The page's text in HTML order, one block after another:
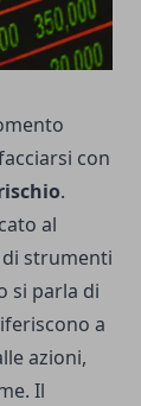
con
.
al
strumenti
si parla di
a
azioni,
Il